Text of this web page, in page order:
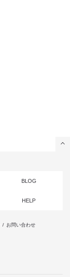
BLOG
HELP
/ お問い合わせ